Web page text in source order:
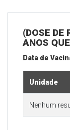
(DOSE DE
ANOS
Data de
Unidade
Nenhum